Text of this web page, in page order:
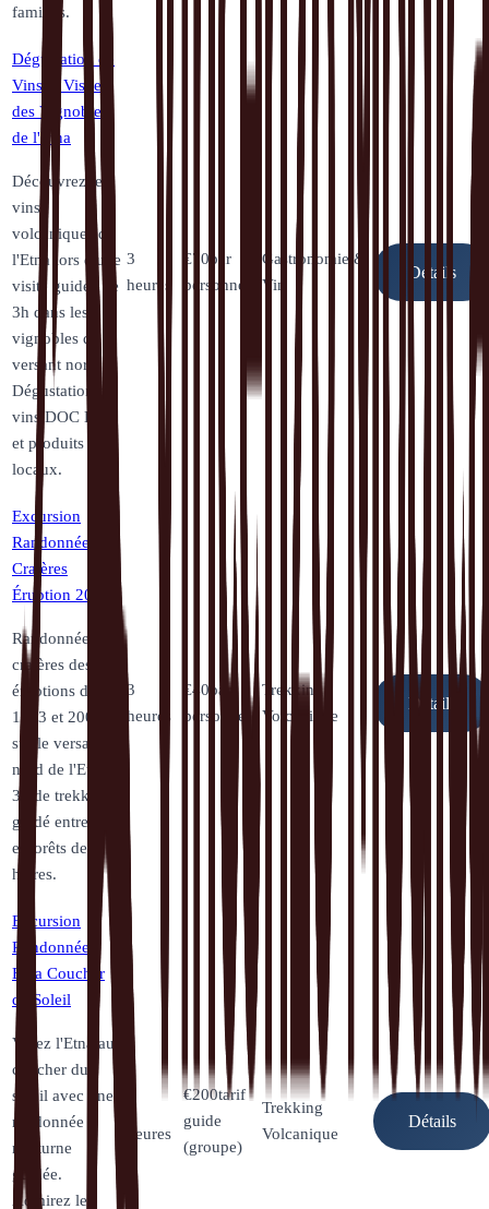
familles.
Dégustation de
Vins et Visite
des Vignobles
de l'Etna
Découvrez les
vins
volcaniques de
l'Etna lors d'une
visite guidée de
3h dans les
vignobles du
versant nord.
Dégustation de
vins DOC Etna
et produits
locaux.
3
heures
€70 par
personne
Gastronomie &
Vin
Détails
Excursion
Randonnée
Cratères
Éruption 2002
Randonnée aux
cratères des
éruptions de
1923 et 2002
sur le versant
nord de l'Etna.
3h de trekking
guidé entre lave
et forêts de
hêtres.
3
heures
€40 par
personne
Trekking
Volcanique
Détails
Excursion
Randonnée
Etna Coucher
de Soleil
Vivez l'Etna au
coucher du
soleil avec une
randonnée
nocturne
guidée.
Admirez les
heures
€200tarif
guide
(groupe)
Trekking
Volcanique
Détails